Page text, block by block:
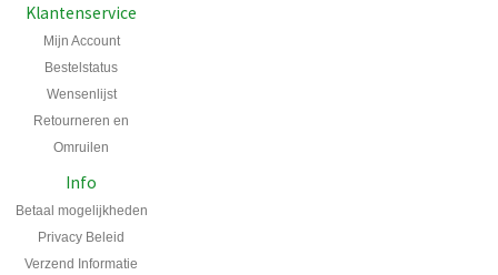
Klantenservice
Mijn Account
Bestelstatus
Wensenlijst
Retourneren en
Omruilen
Info
Betaal mogelijkheden
Privacy Beleid
Verzend Informatie